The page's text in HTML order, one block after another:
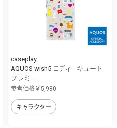
caseplay
AQUOS wish5 ロディ - キュート
プレミ...
参考価格￥5,980
キャラクター